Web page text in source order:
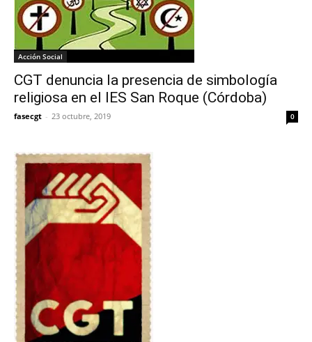
Acción Social
CGT denuncia la presencia de simbología
religiosa en el IES San Roque (Córdoba)
fasecgt - 23 octubre, 2019 0